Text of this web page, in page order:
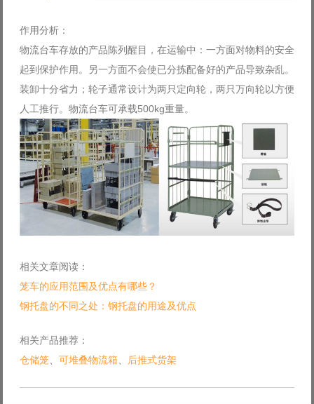
作用分析：
物流台车存放的产品陈列醒目，在运输中：一方面对物料的安全
起到保护作用。另一方面不会使已分拣配备好的产品导致杂乱。
装卸十分省力；轮子通常设计为两只定向轮，两只万向轮以方便
人工推行。物流台车可承载500kg重量。
相关文章阅读：
笼车的应用范围及优点有哪些？
钢托盘的不同之处：钢托盘的用途及优点
相关产品推荐：
仓储笼
可堆叠物流箱 后推式货架